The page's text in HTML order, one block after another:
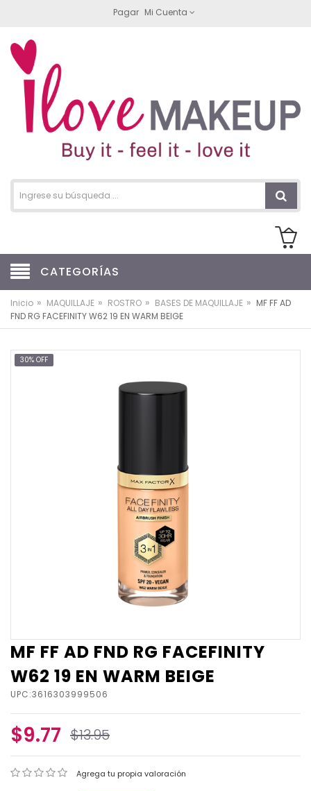
Pagar Mi Cuenta
CATEGORÍAS
Inicio » MAQUILLAJE » ROSTRO » BASES DE MAQUILLAJE » MF FF AD
FND RG FACEFINITY W62 19 EN WARM BEIGE
30% OFF
MF FF AD FND RG FACEFINITY
W62 19 EN WARM BEIGE
UPC:3616303999506
$9.77 $13.95
Agrega tu propia valoración